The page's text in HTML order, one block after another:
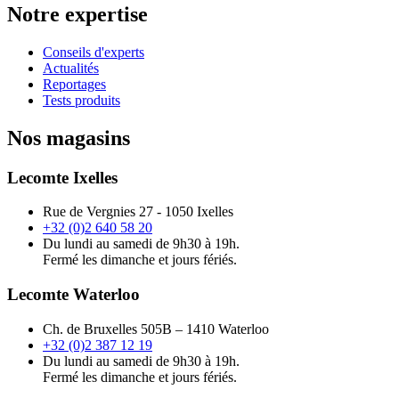
Notre expertise
Conseils d'experts
Actualités
Reportages
Tests produits
Nos magasins
Lecomte Ixelles
Rue de Vergnies 27 - 1050 Ixelles
+32 (0)2 640 58 20
Du lundi au samedi de 9h30 à 19h.
Fermé les dimanche et jours fériés.
Lecomte Waterloo
Ch. de Bruxelles 505B – 1410 Waterloo
+32 (0)2 387 12 19
Du lundi au samedi de 9h30 à 19h.
Fermé les dimanche et jours fériés.